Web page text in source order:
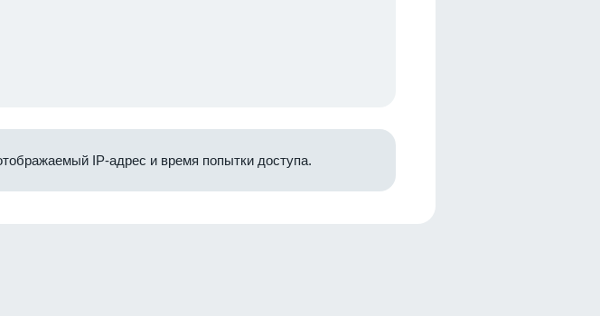
IP-адрес и время попытки доступа.